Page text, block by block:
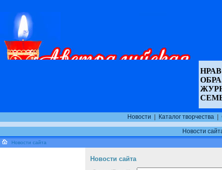
Новости Каталог творчества
Новости
Новости сайта
Новости сайта